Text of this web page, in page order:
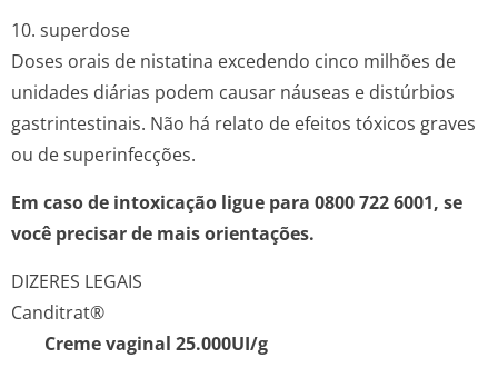
10. superdose
Doses orais de nistatina excedendo cinco milhões de
unidades diárias podem causar náuseas e distúrbios
gastrintestinais. Não há relato de efeitos tóxicos graves
ou de superinfecções.
Em caso de intoxicação ligue para 0800 722 6001, se
você precisar de mais orientações.
DIZERES LEGAIS
Canditrat®
Creme vaginal 25.000UI/g